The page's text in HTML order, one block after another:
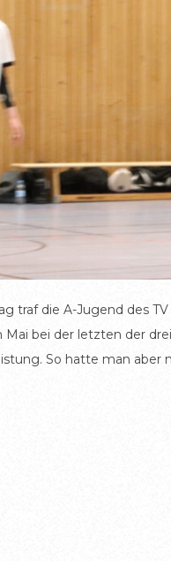
traf die A-Jugend des
bei der letzten der
So hatte man aber